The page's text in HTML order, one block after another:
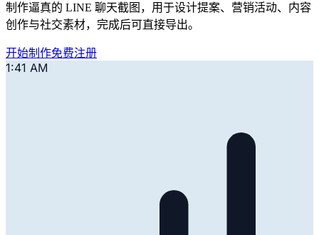
制作逼真的 LINE 聊天截图，用于设计提案、营销活动、内容
创作与社交素材，完成后可直接导出。
开始制作免费注册
1:41 AM